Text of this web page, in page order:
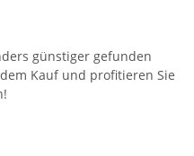
günstiger gefunden
Kauf und profitieren Sie